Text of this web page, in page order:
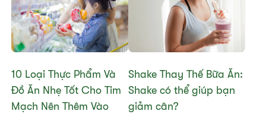
10 Loại Thực Phẩm Và
Đồ Ăn Nhẹ Tốt Cho Tim
Mạch Nên Thêm Vào
Shake Thay Thế Bữa Ăn:
Shake có thể giúp bạn
giảm cân?